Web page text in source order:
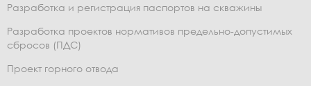
Разработка и регистрация паспортов на скважины
Разработка проектов нормативов предельно-допустимых
сбросов (ПДС)
Проект горного отвода